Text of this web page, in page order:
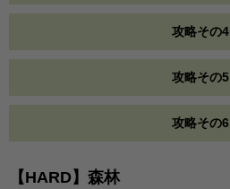
攻略その4
攻略その5
攻略その6
【HARD】森林